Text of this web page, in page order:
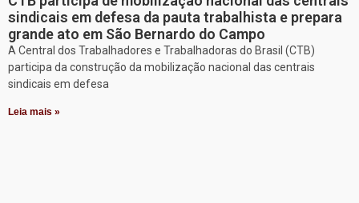
sindicais em defesa da pauta trabalhista e prepara
grande ato em São Bernardo do Campo
A Central dos Trabalhadores e Trabalhadoras do Brasil (CTB)
participa da construção da mobilização nacional das centrais
sindicais em defesa
Leia mais »